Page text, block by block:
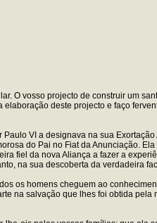
O vosso projecto de construir um
deste projecto e faço
VI a designava na sua Exortação
do Pai no Fiat da Anunciação.
fiel da nova Aliança a fazer a
na sua descoberta da verdadeira
os homens cheguem ao
na salvação que lhes foi obtida pela